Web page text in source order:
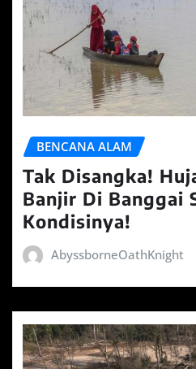
BENCANA ALAM
Tak Disangka!
Banjir Di Banggai
Kondisinya!
AbyssborneOathKnight